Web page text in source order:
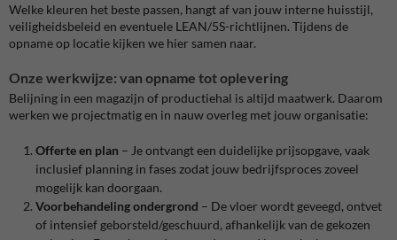
Welke kleuren het beste passen, hangt af van jouw interne huisstijl,
veiligheidsbeleid en eventuele LEAN/5S-richtlijnen. Tijdens de
opname op locatie kijken we hier samen naar.
Onze werkwijze: van opname tot oplevering
Belijning in een magazijn of productiehal is altijd maatwerk. Daarom
werken we projectmatig en in nauw overleg met jouw organisatie:
Offerte en plan – Je ontvangt een duidelijke prijsopgave, vaak
inclusief planning in fases zodat jouw bedrijfsproces zoveel
mogelijk kan doorgaan.
Voorbehandeling ondergrond – De vloer wordt geveegd, ontvet
of intensief geborsteld/geschuurd, afhankelijk van de gekozen